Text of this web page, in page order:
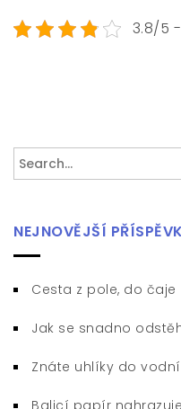
3.8/5
Search
for:
NEJNOVĚJŠÍ
Cesta z pole, do čaje
Jak se snadno
Znáte uhlíky do